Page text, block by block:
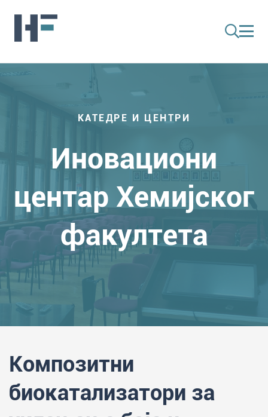
КАТЕДРЕ И ЦЕНТРИ
Иновациони
центар Хемијског
факултета
Композитни
биокатализатори за